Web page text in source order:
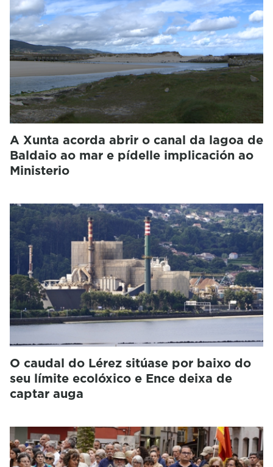
A Xunta acorda abrir o canal da lagoa de
Baldaio ao mar e pídelle implicación ao
Ministerio
O caudal do Lérez sitúase por baixo do
seu límite ecolóxico e Ence deixa de
captar auga